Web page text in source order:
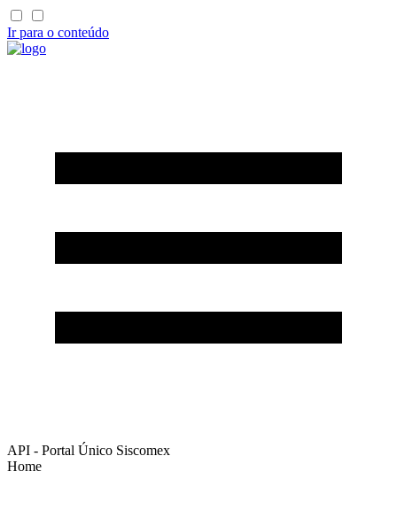
Ir para o conteúdo
API - Portal Único Siscomex
Home